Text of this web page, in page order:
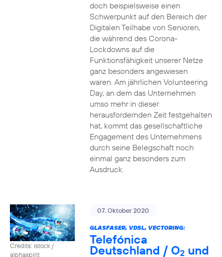
doch beispielsweise einen
Schwerpunkt auf den Bereich der
Digitalen Teilhabe von Senioren,
die während des Corona-
Lockdowns auf die
Funktionsfähigkeit unserer Netze
ganz besonders angewiesen
waren. Am jährlichen Volunteering
Day, an dem das Unternehmen
umso mehr in dieser
herausfordernden Zeit festgehalten
hat, kommt das gesellschaftliche
Engagement des Unternehmens
durch seine Belegschaft noch
einmal ganz besonders zum
Ausdruck.
Credits: istock /
alphaspirit
07. Oktober 2020
GLASFASER, VDSL, VECTORING:
Telefónica
Deutschland / O2 und